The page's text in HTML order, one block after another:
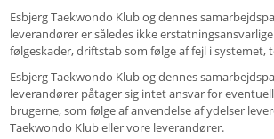
Esbjerg Taekwondo Klub og dennes
leverandører er således ikke
følgeskader, driftstab som følge af fejl i systemet,
Esbjerg Taekwondo Klub og dennes
leverandører påtager sig intet ansvar for
brugerne, som følge af anvendelse af ydelser
Taekwondo Klub eller vore leverandører.